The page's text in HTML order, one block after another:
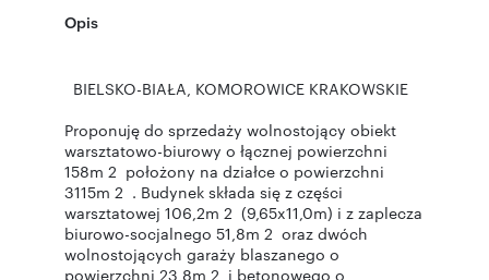
Opis
BIELSKO-BIAŁA, KOMOROWICE KRAKOWSKIE
Proponuję do sprzedaży wolnostojący obiekt
warsztatowo-biurowy o łącznej powierzchni
158m 2 położony na działce o powierzchni
3115m 2 . Budynek składa się z części
warsztatowej 106,2m 2 (9,65x11,0m) i z zaplecza
biurowo-socjalnego 51,8m 2 oraz dwóch
wolnostojących garaży blaszanego o
powierzchni 23,8m 2 i betonowego o